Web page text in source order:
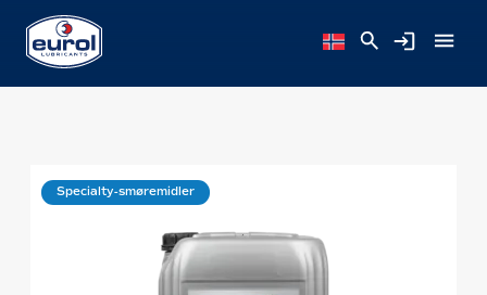
Specialty-smøremidler